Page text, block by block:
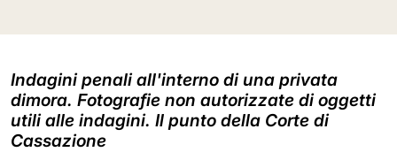
Indagini penali all'interno di una privata
dimora. Fotografie non autorizzate di oggetti
utili alle indagini. Il punto della Corte di
Cassazione